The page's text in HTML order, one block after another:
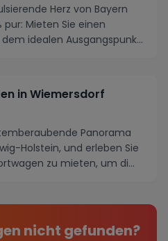
Herz von Bayern
pur: Mieten Sie einen
idealen Ausgangspunkt
in Wiemersdorf
Panorama
Holstein, und erleben Sie
zu mieten, um di...
nicht gefunden?